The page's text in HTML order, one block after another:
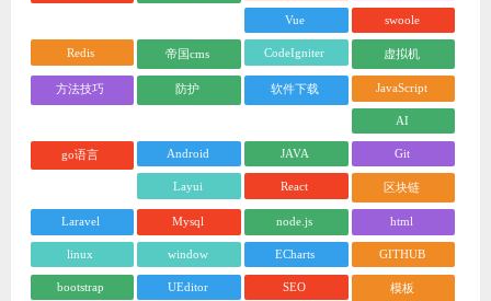
Vue swoole
Redis 帝国cms CodeIgniter 虚拟机
方法技巧 防护 软件下载 JavaScript
AI
go语言 Android JAVA Git
Layui React 区块链
Laravel Mysql node.js html
linux window ECharts GITHUB
bootstrap UEditor SEO 模板